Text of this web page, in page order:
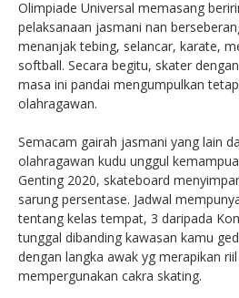
Olimpiade Universal memasang
pelaksanaan jasmani nan
menanjak tebing, selancar, karate,
softball. Secara begitu, skater
masa ini pandai mengumpulkan
olahragawan.
Semacam gairah jasmani yang lain
olahragawan kudu unggul
Genting 2020, skateboard
sarung persentase. Jadwal
tentang kelas tempat, 3 daripada
tunggal dibanding kawasan kamu
dengan langka awak yg merapikan
mempergunakan cakra skating.